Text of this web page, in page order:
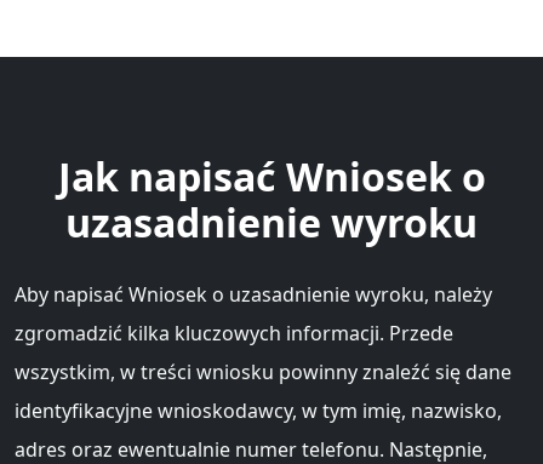
Jak napisać Wniosek o
uzasadnienie wyroku
Aby napisać Wniosek o uzasadnienie wyroku, należy
zgromadzić kilka kluczowych informacji. Przede
wszystkim, w treści wniosku powinny znaleźć się dane
identyfikacyjne wnioskodawcy, w tym imię, nazwisko,
adres oraz ewentualnie numer telefonu. Następnie,